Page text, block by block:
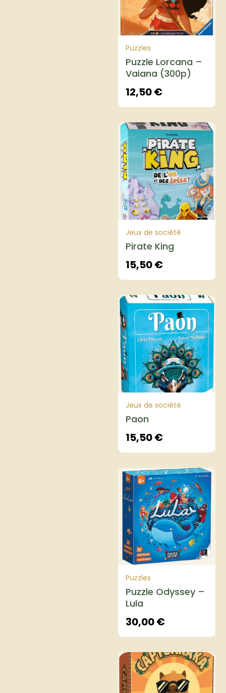
Puzzles
Puzzle Lorcana –
Vaiana (300p)
12,50€
Jeux de société
Pirate King
15,50€
Jeux de société
Paon
15,50€
Puzzles
Puzzle Odyssey –
Lula
30,00€